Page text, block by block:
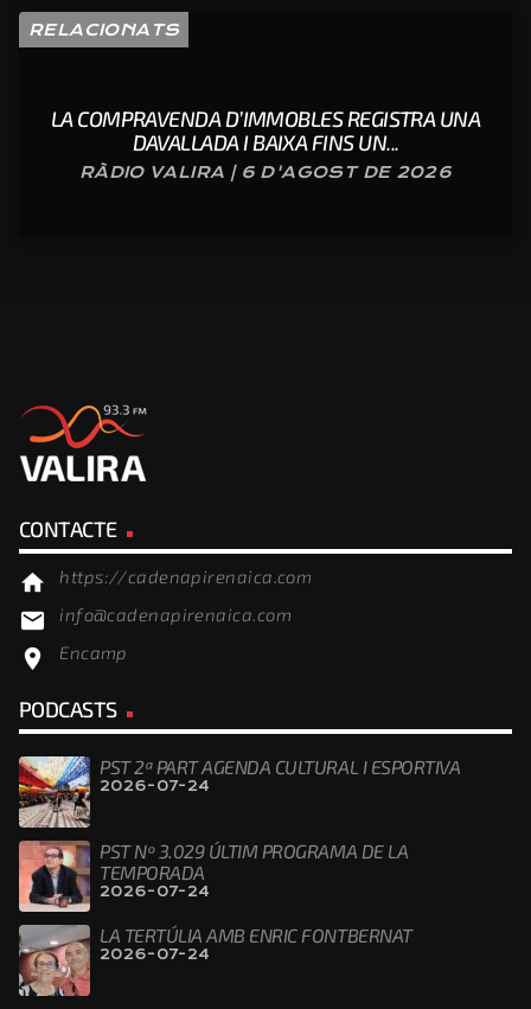
RELACIONATS
LA COMPRAVENDA D’IMMOBLES REGISTRA UNA
DAVALLADA I BAIXA FINS UN...
RÀDIO VALIRA | 6 D'AGOST DE 2026
CONTACTE
home https://cadenapirenaica.com
email info@cadenapirenaica.com
location_on Encamp
PODCASTS
PST 2ª PART AGENDA CULTURAL I ESPORTIVA
2026-07-24
PST Nº 3.029 ÚLTIM PROGRAMA DE LA
TEMPORADA
2026-07-24
LA TERTÚLIA AMB ENRIC FONTBERNAT
2026-07-24